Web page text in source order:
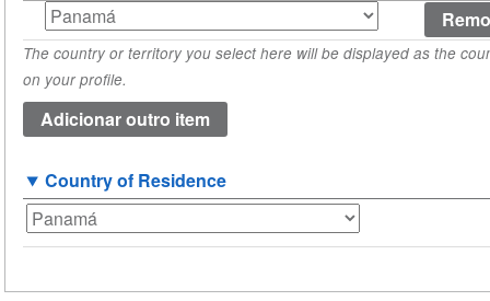
País
de
origem
(valor
1)
The country or territory you select here will be displayed as the
on your profile.
Country of Residence